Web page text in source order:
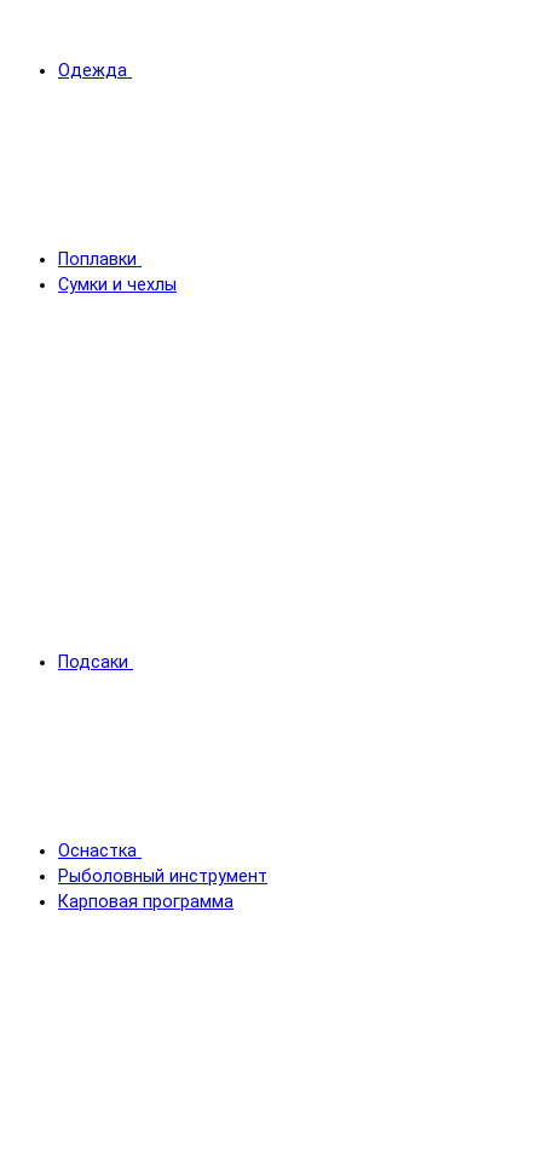
Одежда
Поплавки
Сумки и чехлы
Подсаки
Оснастка
Рыболовный инструмент
Карповая программа